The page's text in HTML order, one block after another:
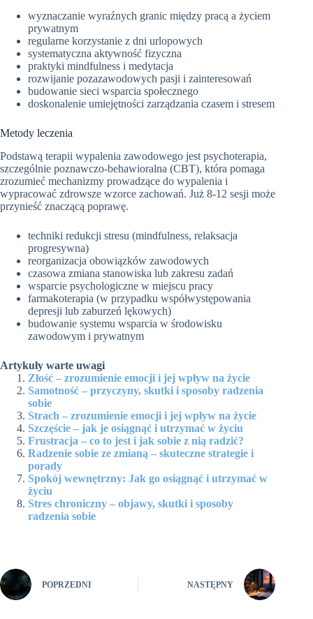
wyznaczanie wyraźnych granic między pracą a życiem
prywatnym
regularne korzystanie z dni urlopowych
systematyczna aktywność fizyczna
praktyki mindfulness i medytacja
rozwijanie pozazawodowych pasji i zainteresowań
budowanie sieci wsparcia społecznego
doskonalenie umiejętności zarządzania czasem i stresem
Metody leczenia
Podstawą terapii wypalenia zawodowego jest psychoterapia,
szczególnie poznawczo-behawioralna (CBT), która pomaga
zrozumieć mechanizmy prowadzące do wypalenia i
wypracować zdrowsze wzorce zachowań. Już 8-12 sesji może
przynieść znaczącą poprawę.
techniki redukcji stresu (mindfulness, relaksacja
progresywna)
reorganizacja obowiązków zawodowych
czasowa zmiana stanowiska lub zakresu zadań
wsparcie psychologiczne w miejscu pracy
farmakoterapia (w przypadku współwystępowania
depresji lub zaburzeń lękowych)
budowanie systemu wsparcia w środowisku
zawodowym i prywatnym
Artykuły warte uwagi
Złość – zrozumienie emocji i jej wpływ na życie
Samotność – przyczyny, skutki i sposoby radzenia
sobie
Strach – zrozumienie emocji i jej wpływ na życie
Szczęście – jak je osiągnąć i utrzymać w życiu
Frustracja – co to jest i jak sobie z nią radzić?
Radzenie sobie ze zmianą – skuteczne strategie i
porady
Spokój wewnętrzny: Jak go osiągnąć i utrzymać w
życiu
Stres chroniczny – objawy, skutki i sposoby
radzenia sobie
POPRZEDNI NASTĘPNY